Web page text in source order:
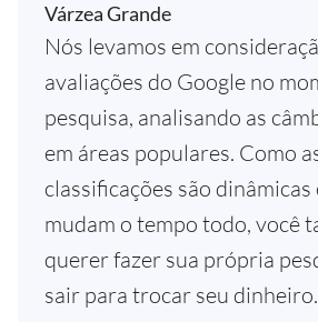
Várzea Grande
Nós levamos em
avaliações do Google no
pesquisa, analisando as
em áreas populares. Como
classificações são dinâmicas
mudam o tempo todo, você
querer fazer sua própria
sair para trocar seu dinheiro.